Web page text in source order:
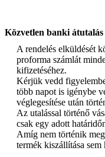
Közvetlen banki átutalás
A rendelés elküldését
proforma számlát
kifizetéséhez.
Kérjük vedd
több napot is igénybe
véglegesítése után
Az utalással történő
csak egy adott
Amíg nem történik
termék kiszállítása